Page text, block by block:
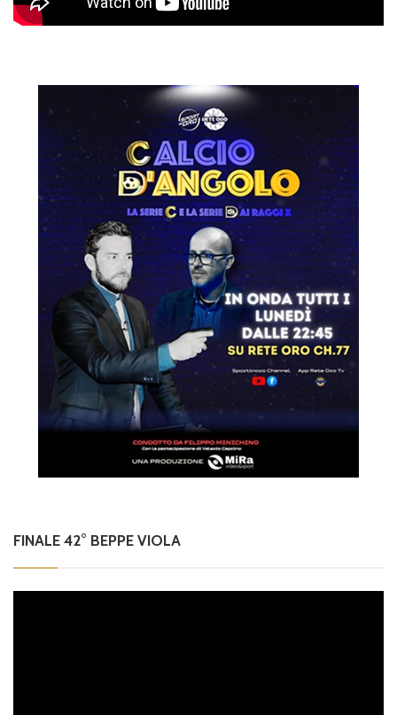
FINALE 42° BEPPE VIOLA